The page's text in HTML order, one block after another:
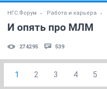
НГС.Форум Работа и карьера
И опять про МЛМ
274295 539
1 2 3 4 5